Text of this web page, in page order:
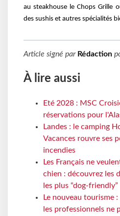
austeakhouse le Chops Grille
des sushis et autres spécialités
Article signé par Rédaction
À lire aussi
Eté 2028 : MSC
réservations pour
Landes : le camping
Vacances rouvre ses
incendies
Les Français ne
chien : découvrez les
les plus “dog-friendly”
Le nouveau tourisme
les professionnels ne